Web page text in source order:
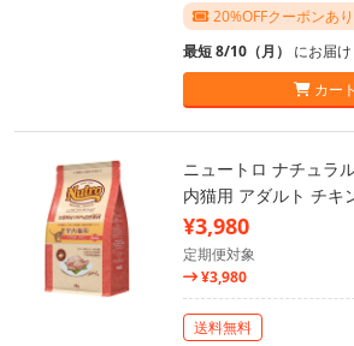
20%OFFクーポンあり
最短 8/10（月） にお届け
カー
ニュートロ ナチュラ
内猫用 アダルト チキ
¥3,980
定期便対象
¥3,980
送料無料